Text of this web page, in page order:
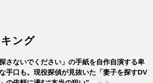
ング
探さないでください」の手紙を自作自演する卑
手口も。現役探偵が見抜いた「妻子を探すDV